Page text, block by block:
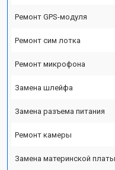
Ремонт GPS-модуля
Ремонт сим лотка
Ремонт микрофона
Замена шлейфа
Замена разъема питания
Ремонт камеры
Замена материнской платы